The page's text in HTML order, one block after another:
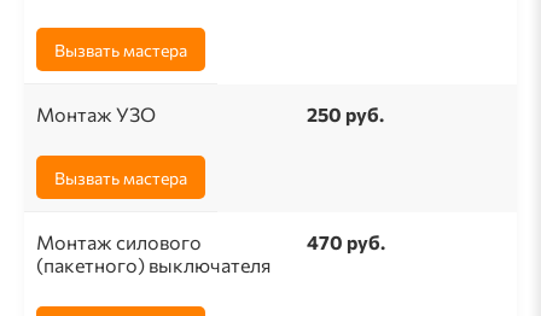
Вызвать мастера
Монтаж УЗО 250 руб.
Вызвать мастера
Монтаж силового
(пакетного) выключателя
470 руб.